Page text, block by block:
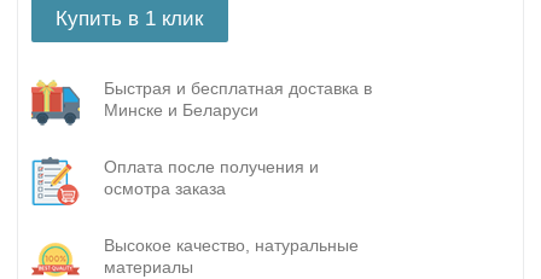
Купить в 1 клик
Быстрая и бесплатная доставка в
Минске и Беларуси
Оплата после получения и
осмотра заказа
Высокое качество, натуральные
материалы